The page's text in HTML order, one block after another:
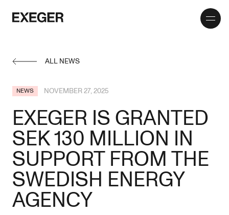
Exeger
Toggle
menu
ALL NEWS
NEWS NOVEMBER 27, 2025
EXEGER IS GRANTED
SEK 130 MILLION IN
SUPPORT FROM THE
SWEDISH ENERGY
AGENCY